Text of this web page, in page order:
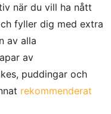
när du vill ha nått
fyller dig med extra
av alla
av
puddingar och
rekommenderat